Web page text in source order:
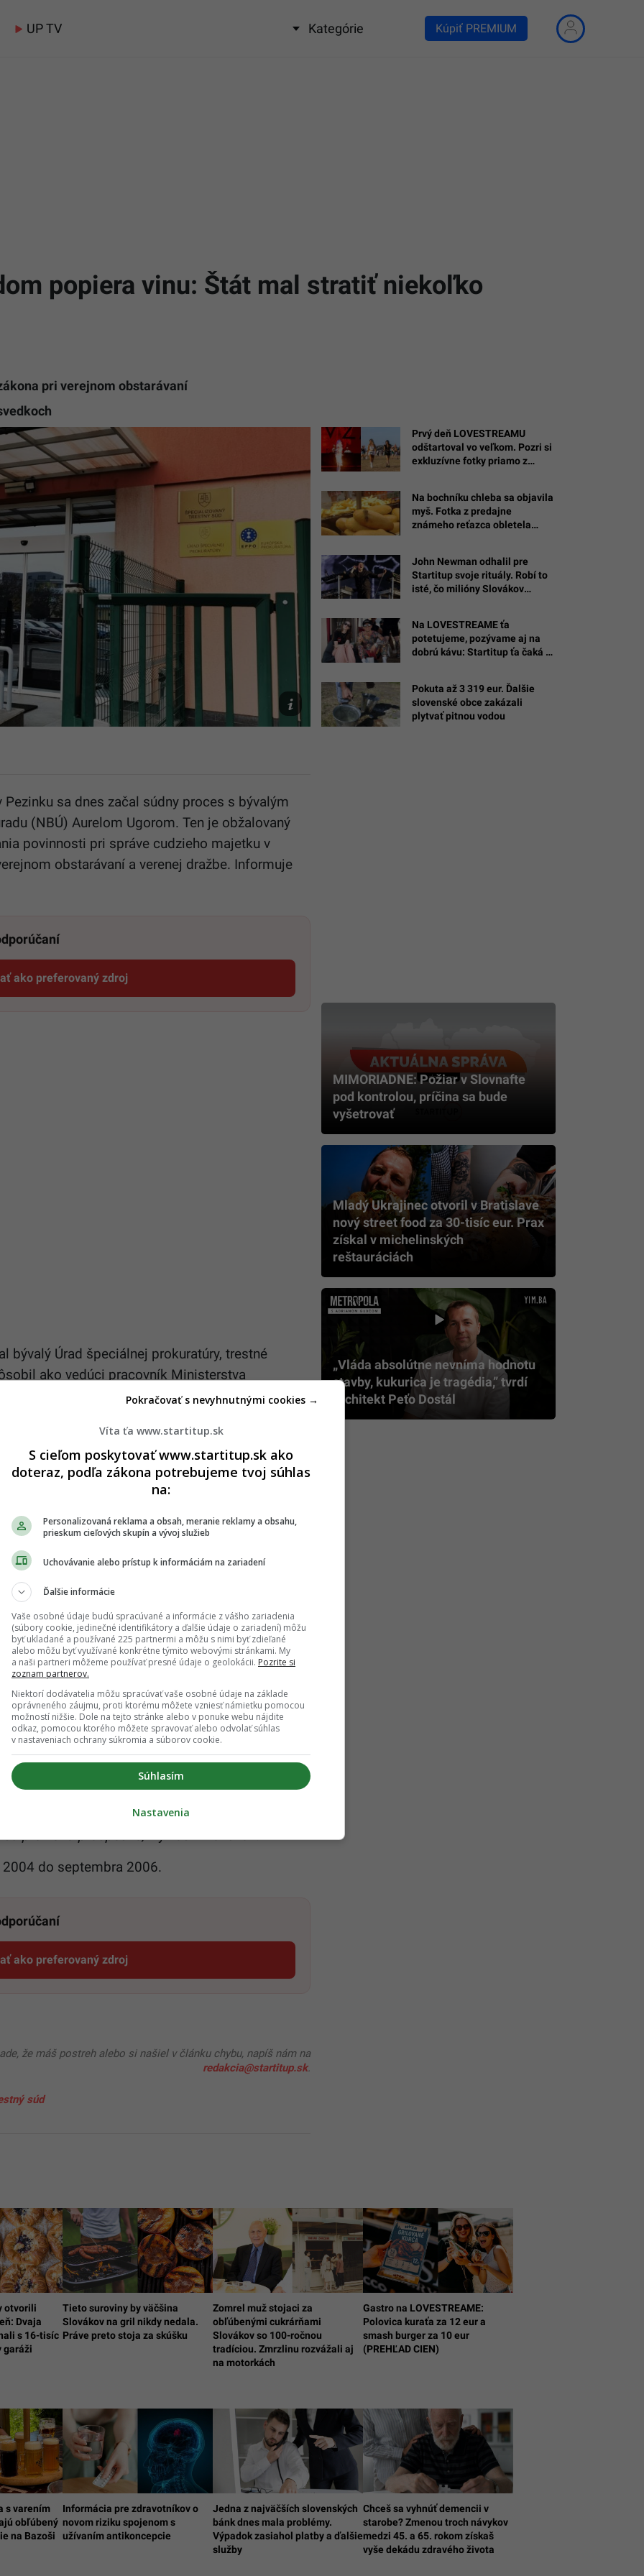
UP TV Kategórie Kúpiť PREMIUM
popiera vinu: Štát mal stratiť niekoľko
pri verejnom obstarávaní
Špecializovaného
súdu
Pezinku
SIU/Ivan
Mego
sa dnes začal súdny proces s bývalým
(NBÚ) Aurelom Ugorom. Ten je obžalovaný
povinnosti pri správe cudzieho majetku v
obstarávaní a verenej dražbe. Informuje
ako preferovaný zdroj
Startitup, odkaz sa otvorí v novom okne
bývalý Úrad špeciálnej prokuratúry, trestné
ako vedúci pracovník Ministerstva
súdom vyhlásil, že je nevinný. Zároveň povedal,
systém
z obdobia rokov 2013 až 2020, ktoré boli
Štátu tak vznikla škoda približne 9 miliónov
budoval samostatný informačný systém pre
dostatočne preukázaná a systém bol
nebol využitý a ani k jeho využitiu nedôjde.
nepravdivo informoval ministra
za účelovú
označil obžalobu za účelovo podanú, s tým, že
že aj keď systém nevyužije ministerstvo
pre neho prospešné,“vyhlásil Mandzák.
do septembra 2006.
ako preferovaný zdroj
Startitup, odkaz sa otvorí v novom okne
že máš postreh alebo si našiel v článku chybu, napíš nám na
redakcia@startitup.sk.
súd
Prvý deň LOVESTREAMU
odštartoval vo veľkom. Pozri si
exkluzívne fotky priamo z
Na bochníku chleba sa objavila
myš. Fotka z predajne
známeho reťazca obletela
John Newman odhalil pre
Startitup svoje rituály. Robí to
isté, čo milióny Slovákov
Na LOVESTREAME ťa
potetujeme, pozývame aj na
dobrú kávu: Startitup ťa čaká v
Pokuta až 3 319 eur. Ďalšie
slovenské obce zakázali
plytvať pitnou vodou
MIMORIADNE: Požiar v Slovnafte
pod kontrolou, príčina sa bude
vyšetrovať
Mladý Ukrajinec otvoril v Bratislave
nový street food za 30-tisíc eur. Prax
získal v michelinských
reštauráciách
„Vláda absolútne nevníma hodnotu
stavby, kukurica je tragédia,” tvrdí
architekt Peťo Dostál
otvorili
Dvaja
s 16-tisíc
garáži
Tieto suroviny by väčšina
Slovákov na gril nikdy nedala.
Práve preto stoja za skúšku
Zomrel muž stojaci za
obľúbenými cukrárňami
Slovákov so 100-ročnou
tradíciou. Zmrzlinu rozvážali aj
na motorkách
Gastro na LOVESTREAME:
Polovica kuraťa za 12 eur a
smash burger za 10 eur
(PREHĽAD CIEN)
s varením
obľúbený
na Bazoši
Informácia pre zdravotníkov o
novom riziku spojenom s
užívaním antikoncepcie
Jedna z najväčších slovenských
bánk dnes mala problémy.
Výpadok zasiahol platby a ďalšie
služby
Chceš sa vyhnúť demencii v
starobe? Zmenou troch návykov
medzi 45. a 65. rokom získaš
vyše dekádu zdravého života
Víta ťa www.startitup.sk
S cieľom poskytovať www.startitup.sk ako
doteraz, podľa zákona potrebujeme tvoj súhlas
na:
Personalizovaná reklama a obsah, meranie reklamy a obsahu,
prieskum cieľových skupín a vývoj služieb
Uchovávanie alebo prístup k informáciám na zariadení
Ďalšie informácie
Vaše osobné údaje budú spracúvané a informácie z vášho zariadenia
(súbory cookie, jedinečné identifikátory a ďalšie údaje o zariadení) môžu
byť ukladané a používané 225 partnermi a môžu s nimi byť zdieľané
alebo môžu byť využívané konkrétne týmito webovými stránkami. My
a naši partneri môžeme používať presné údaje o geolokácii. Pozrite si
zoznam partnerov.
Niektorí dodávatelia môžu spracúvať vaše osobné údaje na základe
oprávneného záujmu, proti ktorému môžete vzniesť námietku pomocou
možností nižšie. Dole na tejto stránke alebo v ponuke webu nájdite
odkaz, pomocou ktorého môžete spravovať alebo odvolať súhlas
v nastaveniach ochrany súkromia a súborov cookie.
Súhlasím
Pokračovať s nevyhnutnými cookies →
Nastavenia